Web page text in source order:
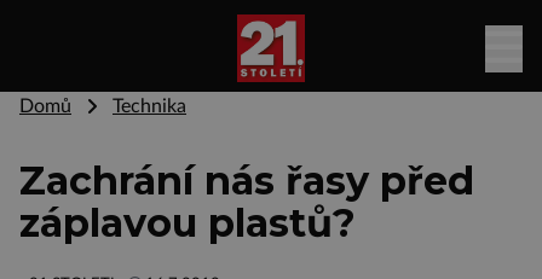
Domů Technika
Zachrání nás řasy před
záplavou plastů?